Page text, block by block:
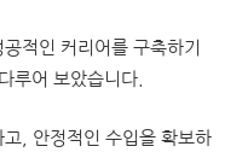
적인 커리어를 구축하기
루어 보았습니다.
, 안정적인 수입을 확보하